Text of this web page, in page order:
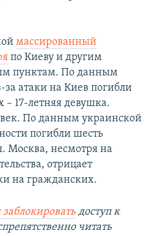
массированный
по Киеву и другим
пунктам. По данным
атаки на Киев погибли
– 17-летняя девушка.
По данным украинской
погибли шесть
Москва, несмотря на
отрицает
на гражданских.
доступ к
читать